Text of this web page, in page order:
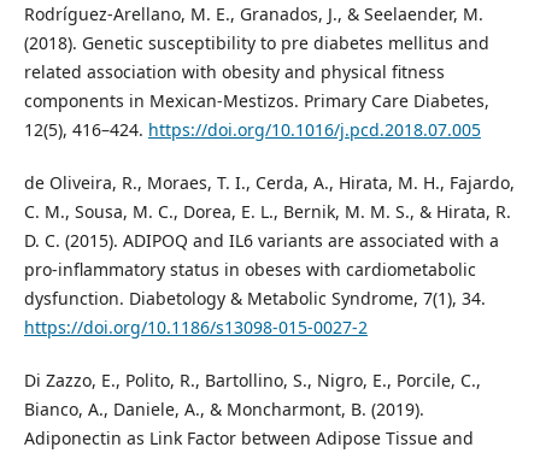
Rodríguez-Arellano, M. E., Granados, J., & Seelaender, M.
(2018). Genetic susceptibility to pre diabetes mellitus and
related association with obesity and physical fitness
components in Mexican-Mestizos. Primary Care Diabetes,
12(5), 416–424. https://doi.org/10.1016/j.pcd.2018.07.005
de Oliveira, R., Moraes, T. I., Cerda, A., Hirata, M. H., Fajardo,
C. M., Sousa, M. C., Dorea, E. L., Bernik, M. M. S., & Hirata, R.
D. C. (2015). ADIPOQ and IL6 variants are associated with a
pro-inflammatory status in obeses with cardiometabolic
dysfunction. Diabetology & Metabolic Syndrome, 7(1), 34.
https://doi.org/10.1186/s13098-015-0027-2
Di Zazzo, E., Polito, R., Bartollino, S., Nigro, E., Porcile, C.,
Bianco, A., Daniele, A., & Moncharmont, B. (2019).
Adiponectin as Link Factor between Adipose Tissue and